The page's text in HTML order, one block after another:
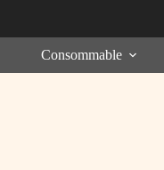
Consommable